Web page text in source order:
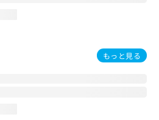
もっと見る